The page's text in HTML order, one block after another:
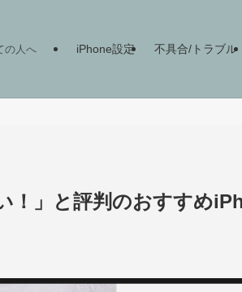
の人へ iPhone設定 不具合/トラブル
！」と評判のおすすめ